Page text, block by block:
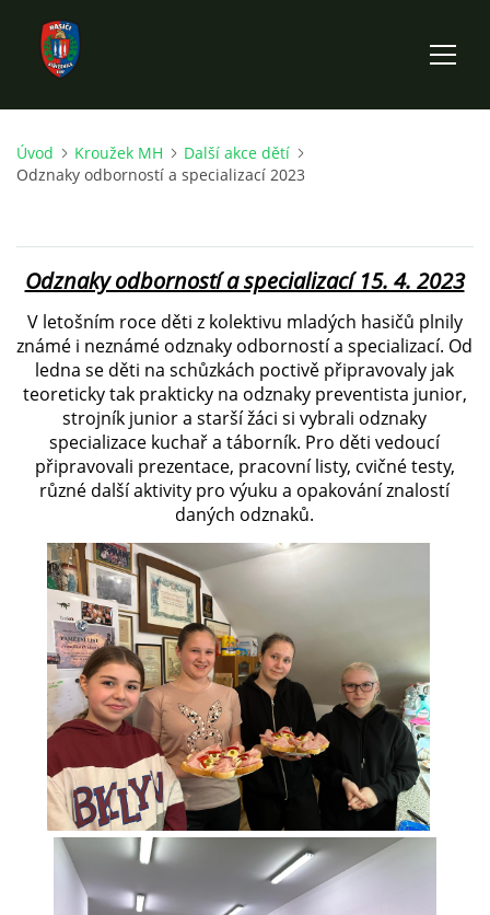
ÚVOD
VÝKONNÝ VÝBOR SBORU
DOKUMENTY
VÝJEZDOVÁ JEDNOTKA
FOTOGALERIE
PLÁNOVANÉ AKCE
PROBĚHLÉ AKCE
KROUŽEK MH
SVATÝ FLORIÁN
MODLITBA HASIČE
Úvod Kroužek MH
Další akce dětí
Odznaky odborností a specializací 2023
Odznaky odborností a specializací 15. 4. 2023
V letošním roce děti z kolektivu mladých hasičů plnily
známé i neznámé odznaky odborností a specializací. Od
ledna se děti na schůzkách poctivě připravovaly jak
teoreticky tak prakticky na odznaky preventista junior,
strojník junior a starší žáci si vybrali odznaky
specializace kuchař a táborník. Pro děti vedoucí
připravovali prezentace, pracovní listy, cvičné testy,
různé další aktivity pro výuku a opakování znalostí
daných odznaků.